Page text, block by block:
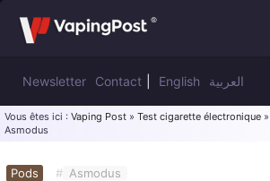
Newsletter Contact English العربية
Vous êtes ici : Vaping Post » Test cigarette électronique »
Asmodus
Pods # Asmodus